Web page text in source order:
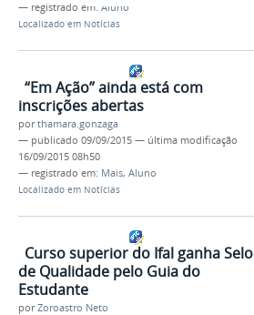
— registrado em: Aluno
Localizado em Notícias
“Em Ação” ainda está com
inscrições abertas
porthamara.gonzaga
— publicado 09/09/2015 — última modificação
16/09/2015 08h50
— registrado em: Mais, Aluno
Localizado em Notícias
Curso superior do Ifal ganha Selo
de Qualidade pelo Guia do
Estudante
porZoroastro Neto